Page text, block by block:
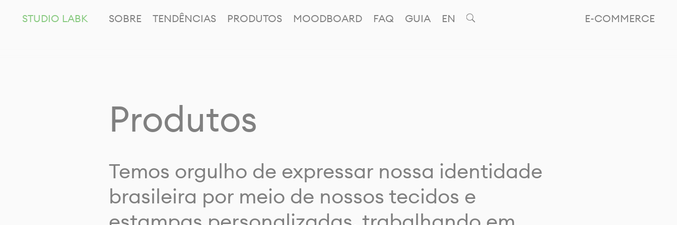
E-COMMERCE
STUDIO LABK SOBRE TENDÊNCIAS PRODUTOS MOODBOARD FAQ GUIA EN
Produtos
Temos orgulho de expressar nossa identidade
brasileira por meio de nossos tecidos e